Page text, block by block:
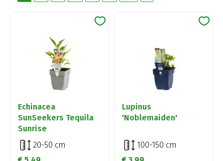
Echinacea
SunSeekers Tequila
Sunrise
20-50 cm
Lupinus
'Noblemaiden'
100-150 cm